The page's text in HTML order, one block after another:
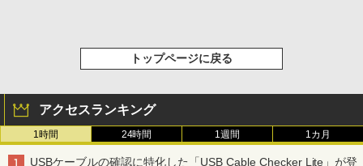
トップページに戻る
アクセスランキング
1時間 24時間 1週間 1カ月
USBケーブルの確認に特化した「USB Cable Checker Lite」が登